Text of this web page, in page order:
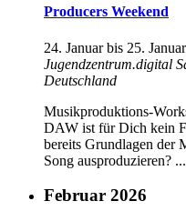
Producers Weekend
24. Januarbis 25. Januar
Jugendzentrum.digital
Deutschland
Musikproduktions-
DAW ist für Dich kein
bereits Grundlagen der
Song ausproduzieren? ...
Februar 2026